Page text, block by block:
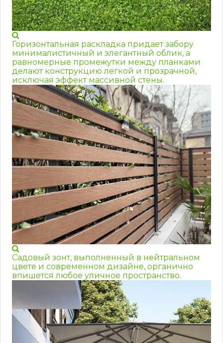
Горизонтальная раскладка придает забору
минималистичный и элегантный облик, а
равномерные промежутки между планками
делают конструкцию легкой и прозрачной,
исключая эффект массивной стены.
Садовый зонт, выполненный в нейтральном
цвете и современном дизайне, органично
впишется любое уличное пространство.